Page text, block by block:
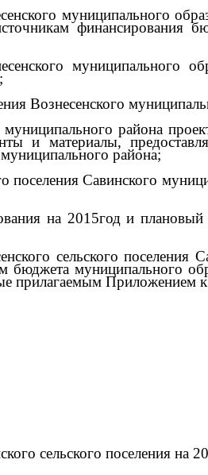
муниципального
финансирования
муниципального
Вознесенского
муниципального района
и материалы,
района;
поселения Савинского
на 2015год и
сельского поселения
муниципального
прилагаемым
сельского поселения